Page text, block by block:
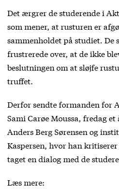
Det ærgrer de studerende i
som mener, at rusturen er
sammenholdet på studiet. De
frustrerede over, at de ikke
beslutningen om at sløjfe
truffet.
Derfor sendte formanden for
Sami Carøe Moussa, fredag
Anders Berg Sørensen og
Kaspersen, hvor han
taget en dialog med de
Læs mere: